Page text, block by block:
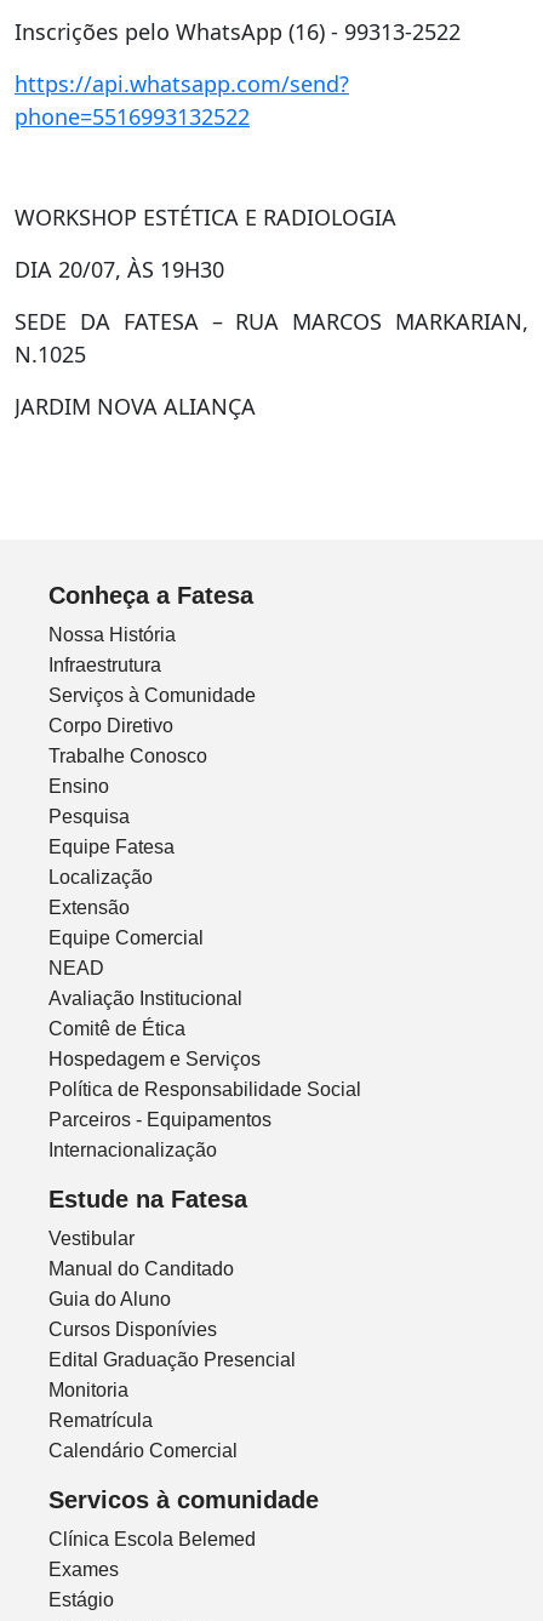
Inscrições pelo WhatsApp (16) - 99313-2522
https://api.whatsapp.com/send?
phone=5516993132522
WORKSHOP ESTÉTICA E RADIOLOGIA
DIA 20/07, ÀS 19H30
SEDE DA FATESA – RUA MARCOS MARKARIAN,
N.1025
JARDIM NOVA ALIANÇA
Conheça a Fatesa
Nossa História
Infraestrutura
Serviços à Comunidade
Corpo Diretivo
Trabalhe Conosco
Ensino
Pesquisa
Equipe Fatesa
Localização
Extensão
Equipe Comercial
NEAD
Avaliação Institucional
Comitê de Ética
Hospedagem e Serviços
Política de Responsabilidade Social
Parceiros - Equipamentos
Internacionalização
Estude na Fatesa
Vestibular
Manual do Canditado
Guia do Aluno
Cursos Disponívies
Edital Graduação Presencial
Monitoria
Rematrícula
Calendário Comercial
Servicos à comunidade
Clínica Escola Belemed
Exames
Estágio